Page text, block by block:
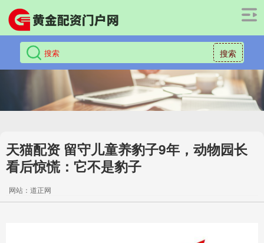
搜索
天猫配资 留守儿童养豹子9年，动物园长
看后惊慌：它不是豹子
网站：道正网